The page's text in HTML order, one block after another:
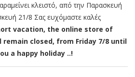
κλειστό, από την Παρασκευή
21/8 Σας ευχόμαστε καλές
vacation, the online store of
remain closed, from Friday 7/8 until
a happy holiday ..!